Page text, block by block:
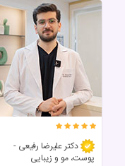
دکتر علیرضا رفیعی -
پوست، مو و زیبایی